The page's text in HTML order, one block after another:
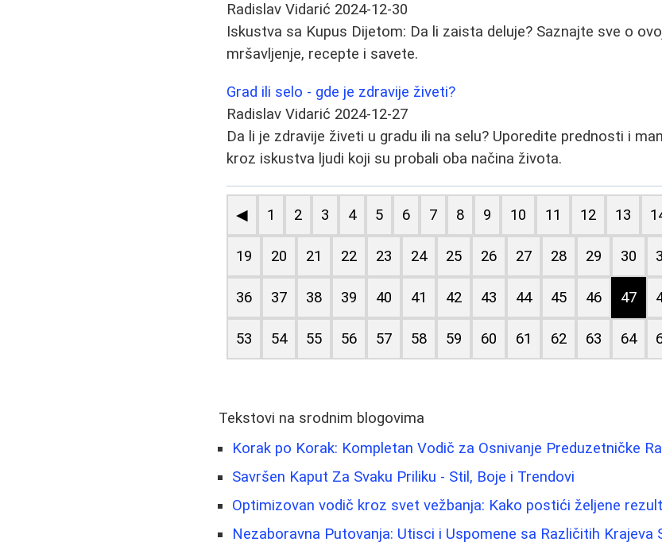
Radislav Vidarić 2024-12-30
Iskustva sa Kupus Dijetom: Da li zaista deluje? Saznajte sve o
mršavljenje, recepte i savete.
Grad ili selo - gde je zdravije živeti?
Radislav Vidarić 2024-12-27
Da li je zdravije živeti u gradu ili na selu? Uporedite prednosti i
kroz iskustva ljudi koji su probali oba načina života.
◀ 1 2 3 4 5 6 7 8 9 10 11 12 13
19 20 21 22 23 24 25 26 27 28 29 30
36 37 38 39 40 41 42 43 44 45 46 47
53 54 55 56 57 58 59 60 61 62 63 64
Tekstovi na srodnim blogovima
Korak po Korak: Kompletan Vodič za Osnivanje Preduzetničke
Savršen Kaput Za Svaku Priliku - Stil, Boje i Trendovi
Optimizovan vodič kroz svet vežbanja: Kako postići željene
Nezaboravna Putovanja: Utisci i Uspomene sa Različitih Krajeva